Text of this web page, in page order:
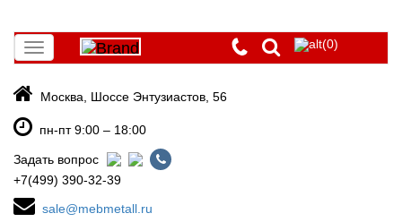
Toggle
navigation
(0)
Москва, Шоссе Энтузиастов, 56
пн-пт 9:00 – 18:00
Задать вопрос
+7(499) 390-32-39
sale@mebmetall.ru